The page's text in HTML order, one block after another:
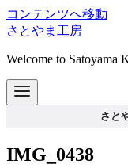
コンテンツへ移動
さとやま工房
Welcome to Satoyama
さと
IMG_0438